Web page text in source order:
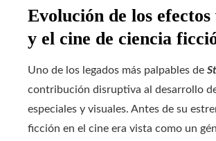
Evolución de los efectos
y el cine de ciencia
Uno de los legados más palpables de
contribución disruptiva al desarrollo
especiales y visuales. Antes de su
ficción en el cine era vista como un